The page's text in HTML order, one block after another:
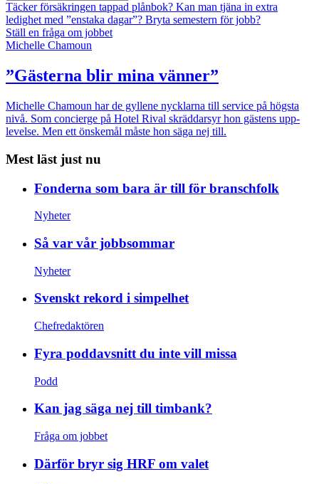
Täcker försäkringen tappad plånbok? Kan man tjäna in extra
ledighet med ”enstaka dagar”? Bryta semestern för jobb?
Ställ en fråga om jobbet
Michelle Chamoun
”Gästerna blir mina vänner”
Michelle Chamoun har de gyllene nycklarna till service på högsta
nivå. Som concierge på Hotel Rival skräddarsyr hon gästens upp­
levelse. Men ett önskemål måste hon säga nej till.
Mest läst just nu
Fonderna som bara är till för branschfolk
Nyheter
Så var vår jobbsommar
Nyheter
Svenskt rekord i simpelhet
Chefredaktören
Fyra poddavsnitt du inte vill missa
Podd
Kan jag säga nej till timbank?
Fråga om jobbet
Därför bryr sig HRF om valet